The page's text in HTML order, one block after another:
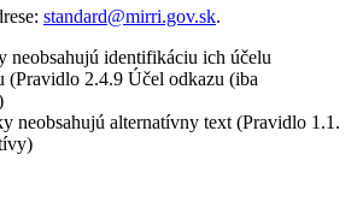
standard@mirri.gov.sk.
neobsahujú identifikáciu ich účelu
(Pravidlo 2.4.9 Účel odkazu (iba
neobsahujú alternatívny text (Pravidlo 1.1.